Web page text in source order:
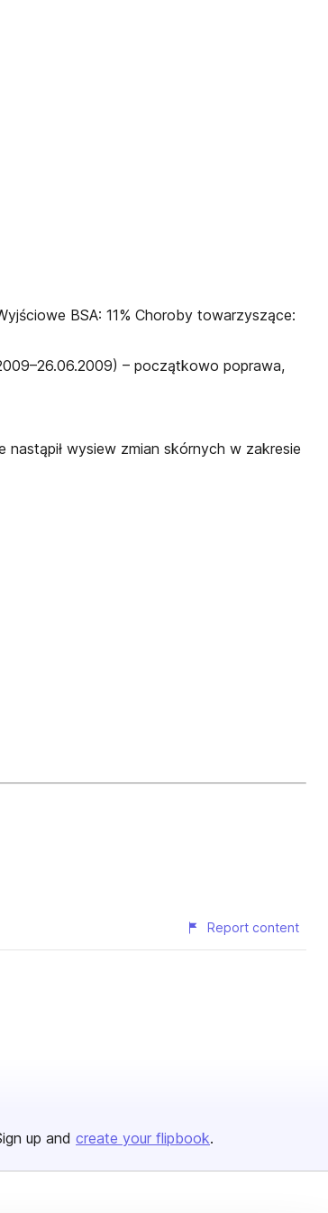
BSA: 11% Choroby towarzyszące:
– początkowo poprawa,
wysiew zmian skórnych w zakresie
Report content
up and create your flipbook.